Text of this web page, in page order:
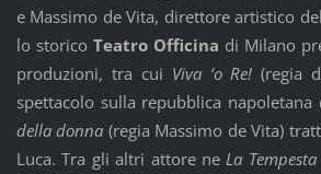
e Massimo de Vita, direttore artistico
lo storico Teatro Officina di Milano
produzioni, tra cui Viva ‘o Re! (regia
spettacolo sulla repubblica
della donna (regia Massimo de Vita)
Luca. Tra gli altri attore ne La Tempesta